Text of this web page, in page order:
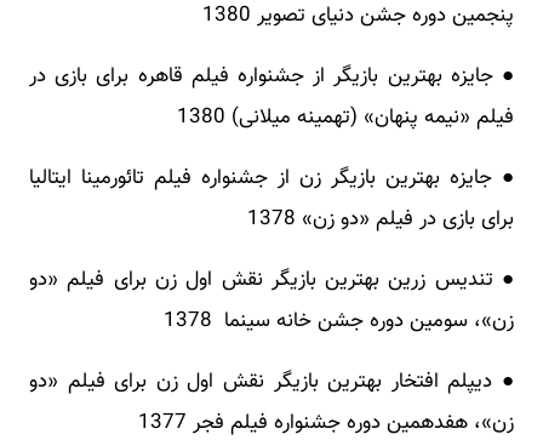
پنجمین دوره جشن دنیای تصویر 1380
● جایزه بهترین بازیگر از جشنواره فیلم قاهره برای بازی در
فیلم «نیمه پنهان» (تهمینه میلانی) 1380
● جایزه بهترین بازیگر زن از جشنواره فیلم تائورمینا ایتالیا
برای بازی در فیلم «دو زن» 1378
● تندیس زرین بهترین بازیگر نقش اول زن برای فیلم «دو
زن»، سومین دوره جشن خانه سینما 1378
● دیپلم افتخار بهترین بازیگر نقش اول زن برای فیلم «دو
زن»، هفدهمین دوره جشنواره فیلم فجر 1377